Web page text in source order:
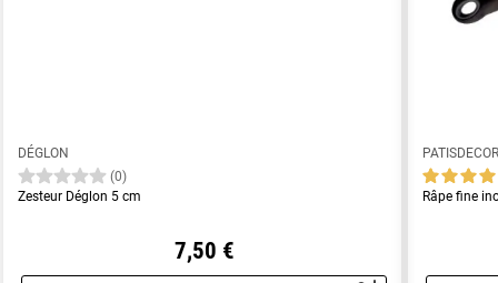
DÉGLON
(0)
Zesteur Déglon 5 cm
7,50 €
Râpe fine